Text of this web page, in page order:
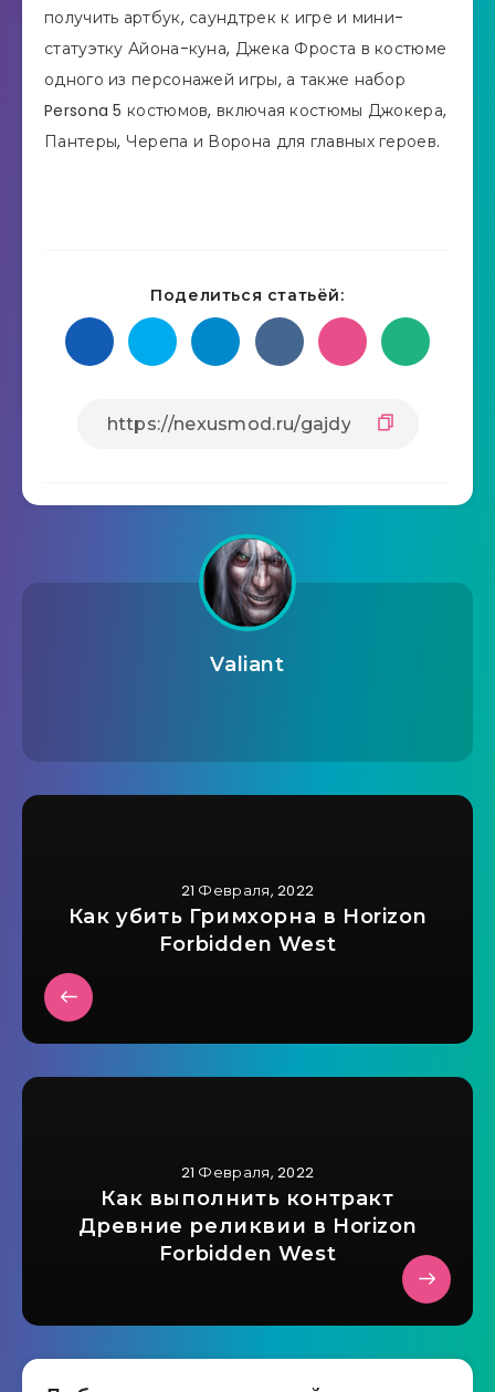
получить артбук, саундтрек к игре и мини-
статуэтку Айона-куна, Джека Фроста в костюме
одного из персонажей игры, а также набор
Persona 5 костюмов, включая костюмы Джокера,
Пантеры, Черепа и Ворона для главных героев.
Поделиться статьёй:
Valiant
21 Февраля, 2022
Как убить Гримхорна в Horizon
Forbidden West
21 Февраля, 2022
Как выполнить контракт
Древние реликвии в Horizon
Forbidden West